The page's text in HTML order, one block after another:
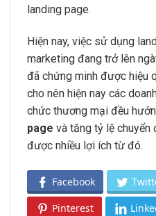
landing page.
Hiện nay, việc sử dụng
marketing đang trở lên
đã chứng minh được hiệu
cho nên hiện nay các
chức thương mại đều
page và tăng tỷ lệ chuyển
được nhiều lợi ích từ đó.
Facebook
Pinterest